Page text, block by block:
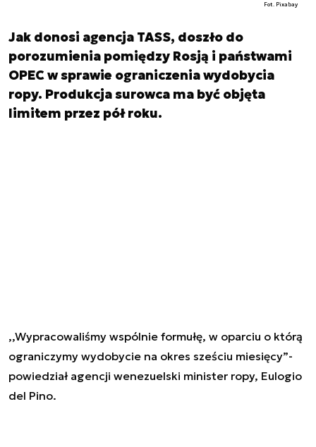
Fot. Pixabay
Jak donosi agencja TASS, doszło do
porozumienia pomiędzy Rosją i państwami
OPEC w sprawie ograniczenia wydobycia
ropy. Produkcja surowca ma być objęta
limitem przez pół roku.
,,Wypracowaliśmy wspólnie formułę, w oparciu o którą
ograniczymy wydobycie na okres sześciu miesięcy”-
powiedział agencji wenezuelski minister ropy, Eulogio
del Pino.